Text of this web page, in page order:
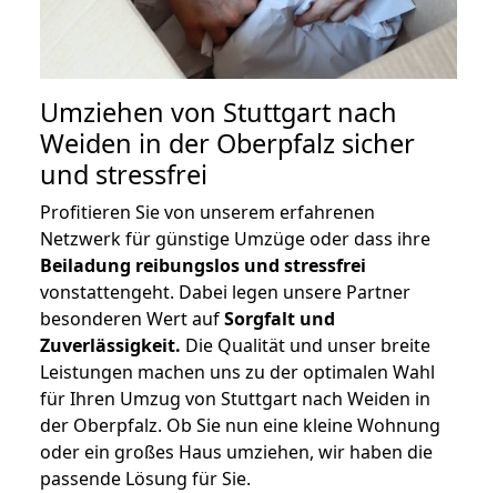
Umziehen von Stuttgart nach
Weiden in der Oberpfalz sicher
und stressfrei
Profitieren Sie von unserem erfahrenen
Netzwerk für günstige Umzüge oder dass ihre
Beiladung reibungslos und stressfrei
vonstattengeht. Dabei legen unsere Partner
besonderen Wert aufSorgfalt und
Zuverlässigkeit. Die Qualität und unser breite
Leistungen machen uns zu der optimalen Wahl
für Ihren Umzug von Stuttgart nach Weiden in
der Oberpfalz. Ob Sie nun eine kleine Wohnung
oder ein großes Haus umziehen, wir haben die
passende Lösung für Sie.